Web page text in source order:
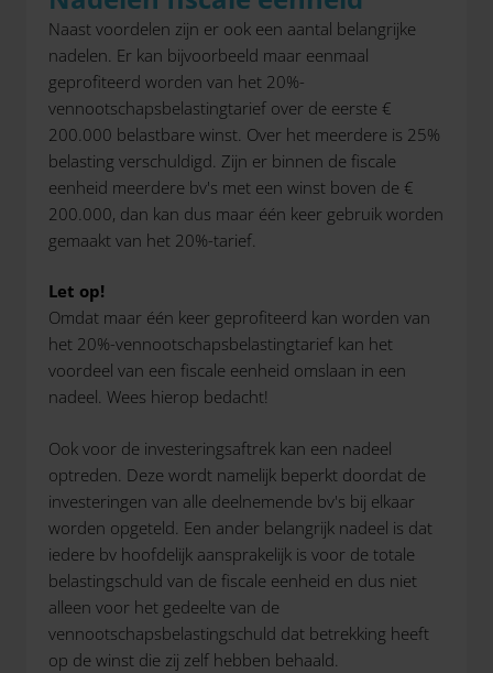
Naast voordelen zijn er ook een aantal belangrijke
nadelen. Er kan bijvoorbeeld maar eenmaal
geprofiteerd worden van het 20%-
vennootschapsbelastingtarief over de eerste €
200.000 belastbare winst. Over het meerdere is 25%
belasting verschuldigd. Zijn er binnen de fiscale
eenheid meerdere bv's met een winst boven de €
200.000, dan kan dus maar één keer gebruik worden
gemaakt van het 20%-tarief.
Let op!
Omdat maar één keer geprofiteerd kan worden van
het 20%-vennootschapsbelastingtarief kan het
voordeel van een fiscale eenheid omslaan in een
nadeel. Wees hierop bedacht!
Ook voor de investeringsaftrek kan een nadeel
optreden. Deze wordt namelijk beperkt doordat de
investeringen van alle deelnemende bv's bij elkaar
worden opgeteld. Een ander belangrijk nadeel is dat
iedere bv hoofdelijk aansprakelijk is voor de totale
belastingschuld van de fiscale eenheid en dus niet
alleen voor het gedeelte van de
vennootschapsbelastingschuld dat betrekking heeft
op de winst die zij zelf hebben behaald.